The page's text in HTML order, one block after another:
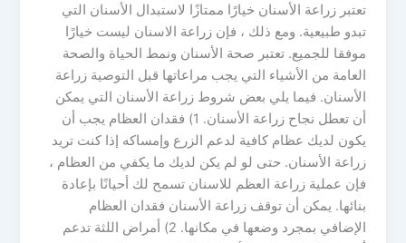
تعتبر زراعة الأسنان خيارًا ممتازًا لاستبدال الأسنان التي
تبدو طبيعية. ومع ذلك ، فإن زراعة الاسنان ليست خيارًا
موفقا للجميع. تعتبر صحة الأسنان ونمط الحياة والصحة
العامة من الأشياء التي يجب مراعاتها قبل التوصية زراعة
الأسنان. فيما يلي بعض شروط زراعة الأسنان التي يمكن
أن تعطل نجاح زراعة الأسنان. 1) فقدان العظام يجب أن
يكون لديك عظام كافية لدعم الزرع وإمساكه إذا كنت تريد
زراعة الأسنان. حتى لو لم يكن لديك ما يكفي من العظام ،
فإن عملية زراعة العظم للاسنان تسمح لك أحيانًا بإعادة
بنائها. يمكن أن توقف زراعة الأسنان فقدان العظام
الإضافي بمجرد وضعها في مكانها. 2) أمراض اللثة تدعم